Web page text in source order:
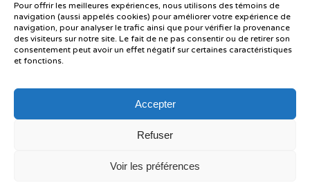
Pour offrir les meilleures expériences, nous utilisons des témoins de
navigation (aussi appelés cookies) pour améliorer votre expérience de
navigation, pour analyser le trafic ainsi que pour vérifier la provenance
des visiteurs sur notre site. Le fait de ne pas consentir ou de retirer son
consentement peut avoir un effet négatif sur certaines caractéristiques
et fonctions.
Accepter
Refuser
Voir les préférences
Plainte – service à l’élève
Politique de confidentialité
Le CSSMI autorise certaines intelligences artificielles contrôlées et